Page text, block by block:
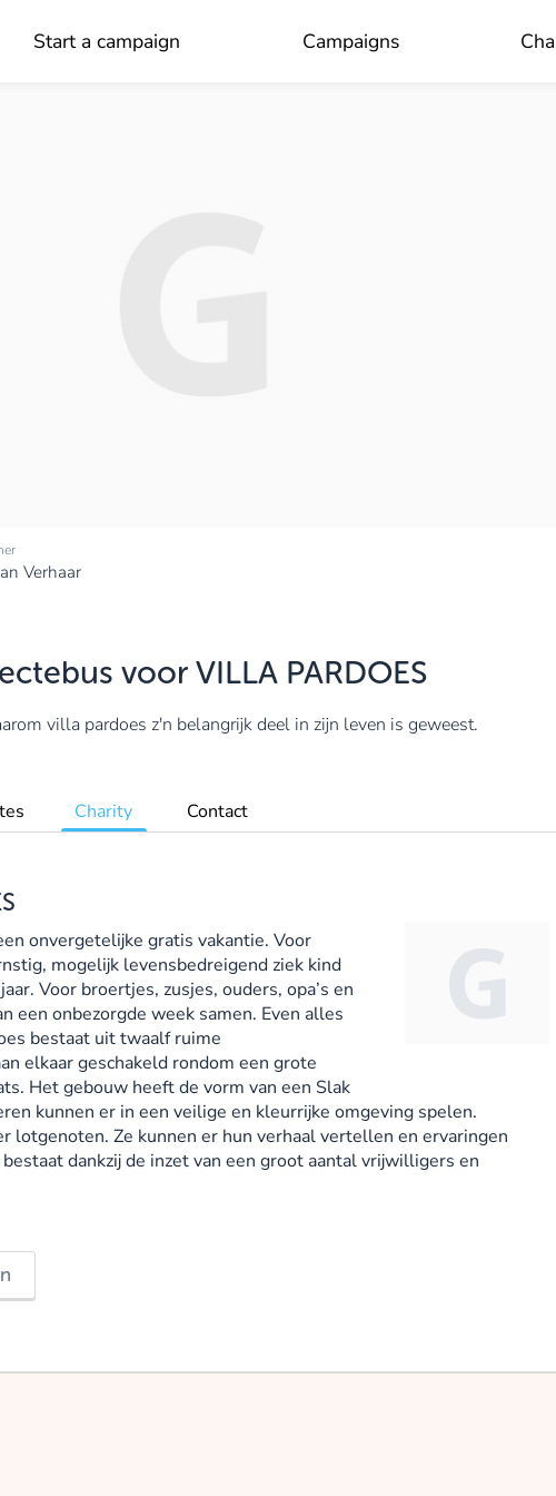
Start a campaign Campaigns
Verhaar
voor VILLA PARDOES
villa pardoes z'n belangrijk deel in zijn leven is geweest.
Charity Contact
onvergetelijke gratis vakantie. Voor
mogelijk levensbedreigend ziek kind
Voor broertjes, zusjes, ouders, opa’s en
een onbezorgde week samen. Even alles
bestaat uit twaalf ruime
elkaar geschakeld rondom een grote
Het gebouw heeft de vorm van een Slak
kunnen er in een veilige en kleurrijke omgeving spelen.
lotgenoten. Ze kunnen er hun verhaal vertellen en ervaringen
dankzij de inzet van een groot aantal vrijwilligers en